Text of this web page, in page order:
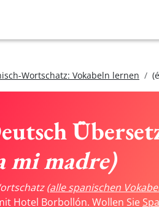
Wortschatz: Vokabeln lernen
mi madre)
(alle spanischen
Hotel Borbollón. Wollen Sie